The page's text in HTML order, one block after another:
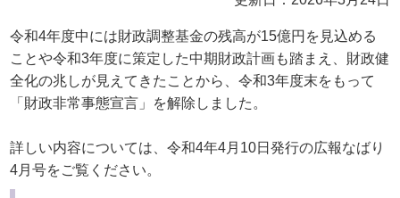
令和4年度中には財政調整基金の残高が15億円を見込める
ことや令和3年度に策定した中期財政計画も踏まえ、財政健
全化の兆しが見えてきたことから、令和3年度末をもって
「財政非常事態宣言」を解除しました。
詳しい内容については、令和4年4月10日発行の広報なばり
4月号をご覧ください。